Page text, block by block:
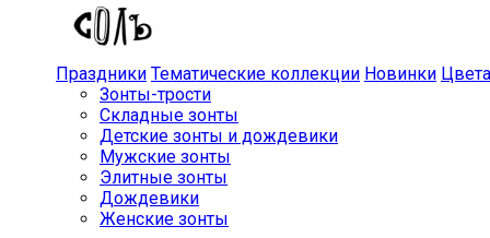
Праздники Тематические коллекции Новинки Цвета
Зонты-трости
Складные зонты
Детские зонты и дождевики
Мужские зонты
Элитные зонты
Дождевики
Женские зонты